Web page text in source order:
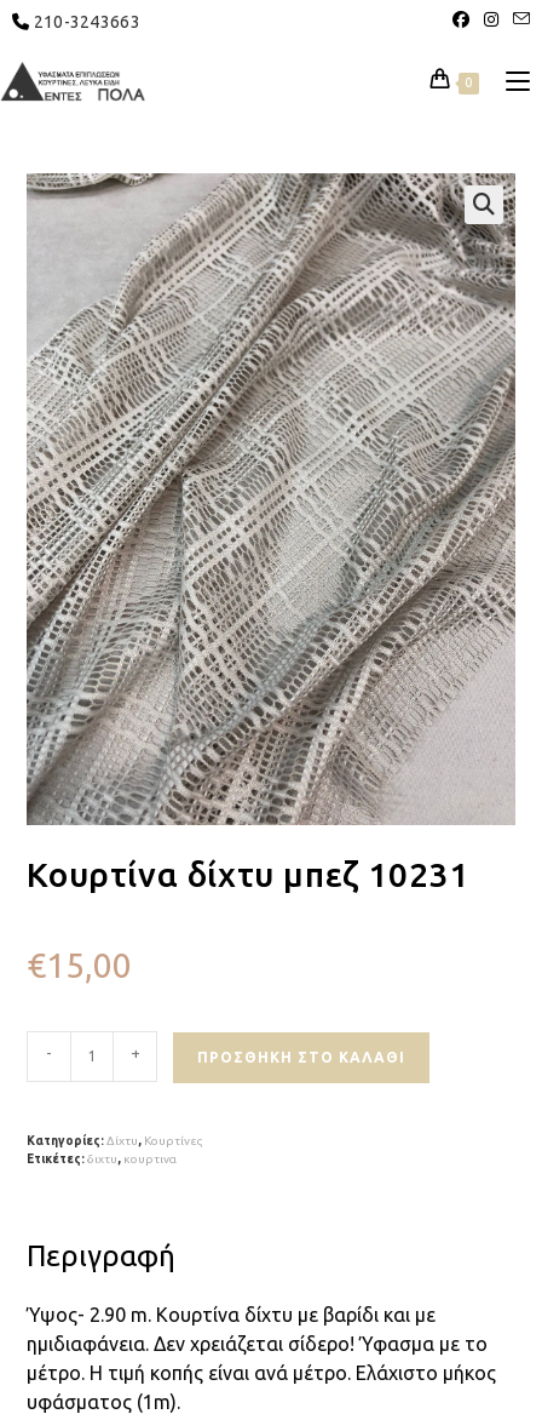
210-3243663
0
🔍
Κουρτίνα δίχτυ μπεζ 10231
€15,00
- + ΠΡΟΣΘΉΚΗ ΣΤΟ ΚΑΛΆΘΙ
Κατηγορίες:Δίχτυ, Κουρτίνες
Ετικέτες:διχτυ, κουρτινα
Περιγραφή
Ύψος- 2.90 m. Κουρτίνα δίχτυ με βαρίδι και με
ημιδιαφάνεια. Δεν χρειάζεται σίδερο! Ύφασμα με το
μέτρο. Η τιμή κοπής είναι ανά μέτρο. Ελάχιστο μήκος
υφάσματος (1m).